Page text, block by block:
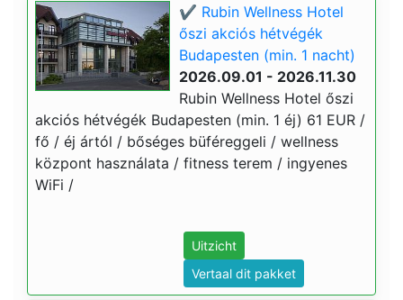
✔️ Rubin Wellness Hotel
őszi akciós hétvégék
Budapesten (min. 1 nacht)
2026.09.01 - 2026.11.30
Rubin Wellness Hotel őszi
akciós hétvégék Budapesten (min. 1 éj) 61 EUR /
fő / éj ártól / bőséges büféreggeli / wellness
központ használata / fitness terem / ingyenes
WiFi /
Uitzicht
Vertaal dit pakket